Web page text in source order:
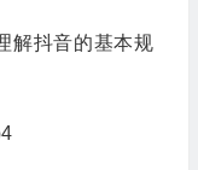
解抖音的基本规